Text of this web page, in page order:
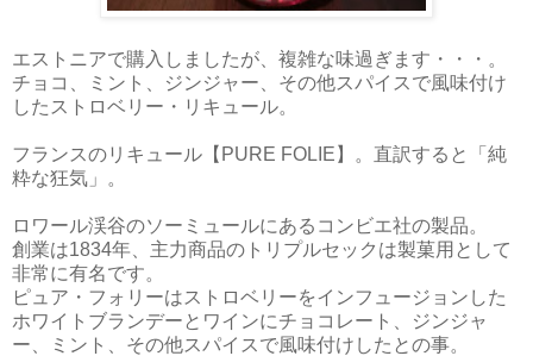
エストニアで購入しましたが、複雑な味過ぎます・・・。
チョコ、ミント、ジンジャー、その他スパイスで風味付け
したストロベリー・リキュール。
フランスのリキュール【PURE FOLIE】。直訳すると「純
粋な狂気」。
ロワール渓谷のソーミュールにあるコンビエ社の製品。
創業は1834年、主力商品のトリプルセックは製菓用として
非常に有名です。
ピュア・フォリーはストロベリーをインフュージョンした
ホワイトブランデーとワインにチョコレート、ジンジャ
ー、ミント、その他スパイスで風味付けしたとの事。